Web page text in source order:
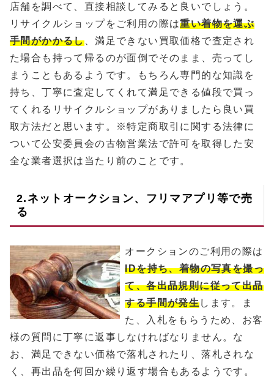
店舗を調べて、直接相談してみると良いでしょう。
リサイクルショップをご利用の際は重い着物を運ぶ
手間がかかるし、満足できない買取価格で査定され
た場合も持って帰るのが面倒でそのまま、売ってし
まうこともあるようです。もちろん専門的な知識を
持ち、丁寧に査定してくれて満足できる値段で買っ
てくれるリサイクルショップがありましたら良い買
取方法だと思います。※特定商取引に関する法律に
ついて公安委員会の古物営業法で許可を取得した安
全な業者選択は当たり前のことです。
2.ネットオークション、フリマアプリ等で売
る
オークションのご利用の際は
IDを持ち、着物の写真を撮っ
て、各出品規則に従って出品
する手間が発生します。ま
た、入札をもらうため、お客
様の質問に丁寧に返事しなければなりません。な
お、満足できない価格で落札されたり、落札されな
く、再出品を何回か繰り返す場合もあるようです。